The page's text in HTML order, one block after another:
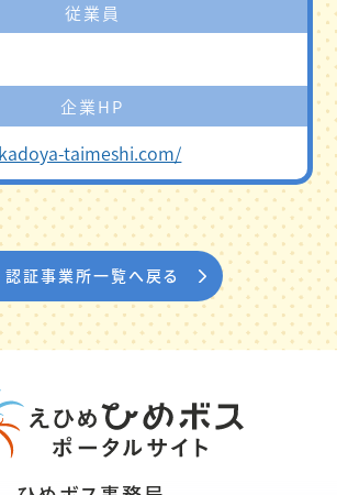
従業員
企業HP
taimeshi.com/
認証事業所一覧へ戻る